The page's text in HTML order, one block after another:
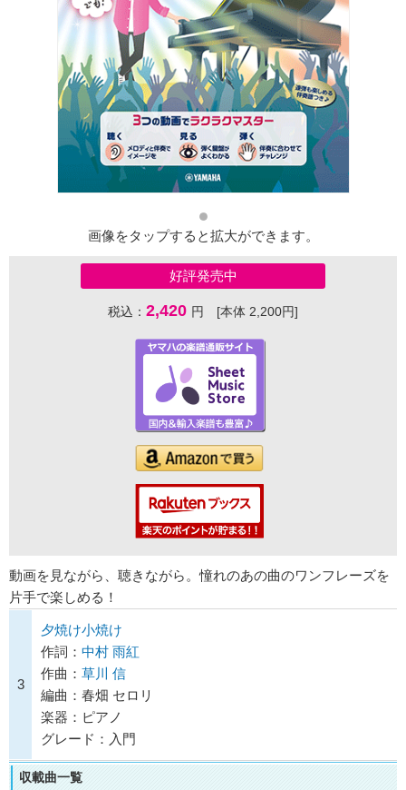
画像をタップすると拡大ができます。
好評発売中
税込： 2,420 円 [本体 2,200円]
動画を見ながら、聴きながら。憧れのあの曲のワンフレーズを
片手で楽しめる！
3
夕焼け小焼け
作詞： 中村 雨紅
作曲： 草川 信
編曲：春畑 セロリ
楽器：ピアノ
グレード：入門
収載曲一覧